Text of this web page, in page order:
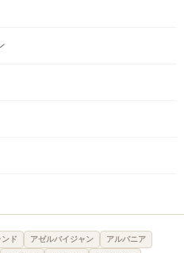
ド アゼルバイジャン
アルバニア